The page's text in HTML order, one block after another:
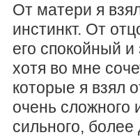
От матери я
инстинкт. От
его спокойный
хотя во мне
которые я взял
очень сложного
сильного,